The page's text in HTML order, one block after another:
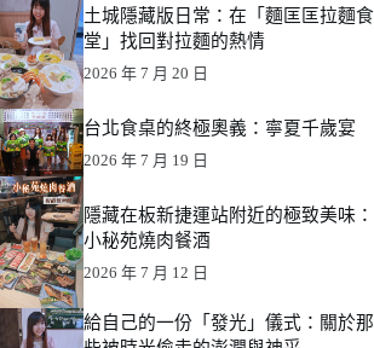
土城隱藏版日常：在「麵匡匡拉麵食
堂」找回對拉麵的熱情
2026 年 7 月 20 日
台北食桌的終極奧義：寧夏千歲宴
2026 年 7 月 19 日
隱藏在板新捷運站附近的極致美味：
小秘苑燒肉餐酒
2026 年 7 月 12 日
給自己的一份「發光」儀式：關於那